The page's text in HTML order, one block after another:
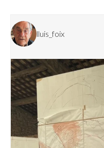
lluis_foix